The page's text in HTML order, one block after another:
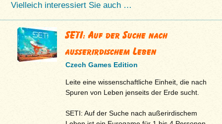
Vielleich interessiert Sie auch …
SETI: Auf der Suche nach
außerirdischem Leben
Czech Games Edition
Leite eine wissenschaftliche Einheit, die nach
Spuren von Leben jenseits der Erde sucht.
SETI: Auf der Suche nach außerirdischem